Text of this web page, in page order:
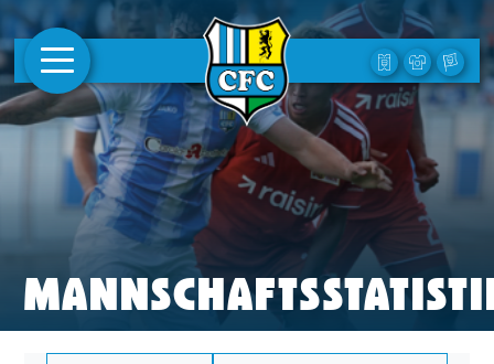
AKTUELLES
1. MANNSCHAFT
FRAUEN
CAMPUS
CLUB